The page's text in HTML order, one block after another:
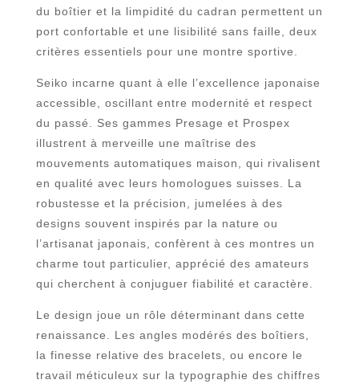
du boîtier et la limpidité du cadran permettent un
port confortable et une lisibilité sans faille, deux
critères essentiels pour une montre sportive.
Seiko incarne quant à elle l’excellence japonaise
accessible, oscillant entre modernité et respect
du passé. Ses gammes Presage et Prospex
illustrent à merveille une maîtrise des
mouvements automatiques maison, qui rivalisent
en qualité avec leurs homologues suisses. La
robustesse et la précision, jumelées à des
designs souvent inspirés par la nature ou
l’artisanat japonais, confèrent à ces montres un
charme tout particulier, apprécié des amateurs
qui cherchent à conjuguer fiabilité et caractère.
Le design joue un rôle déterminant dans cette
renaissance. Les angles modérés des boîtiers,
la finesse relative des bracelets, ou encore le
travail méticuleux sur la typographie des chiffres